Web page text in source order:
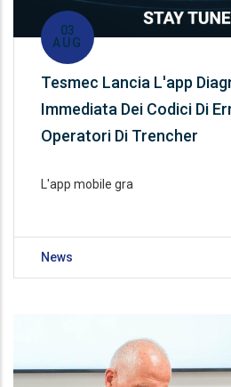
03
AUG
Tesmec Lancia L'app
Immediata Dei Codici Di
Operatori Di Trencher
L'app mobile gra
News